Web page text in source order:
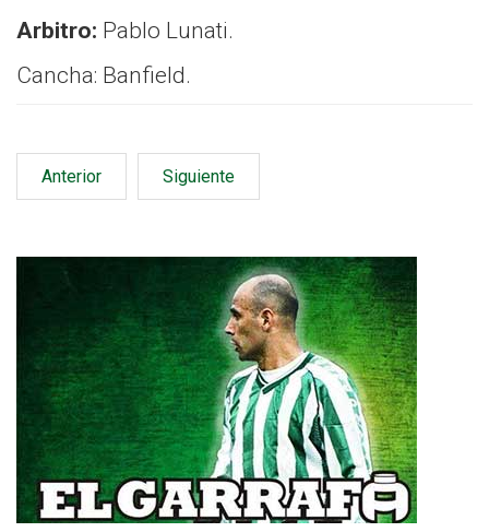
Arbitro: Pablo Lunati.
Cancha: Banfield.
Anterior Siguiente